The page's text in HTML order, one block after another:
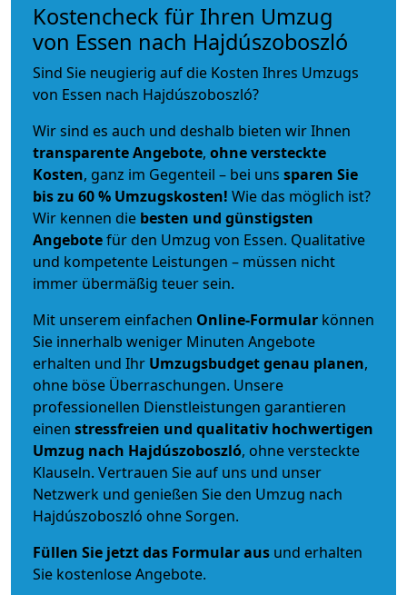
Kostencheck für Ihren Umzug
von Essen nach Hajdúszoboszló
Sind Sie neugierig auf die Kosten Ihres Umzugs
von Essen nach Hajdúszoboszló?
Wir sind es auch und deshalb bieten wir Ihnen
transparente Angebote, ohne versteckte
Kosten, ganz im Gegenteil – bei uns sparen Sie
bis zu 60 % Umzugskosten! Wie das möglich ist?
Wir kennen die besten und günstigsten
Angebotefür den Umzug von Essen. Qualitative
und kompetente Leistungen – müssen nicht
immer übermäßig teuer sein.
Mit unserem einfachen Online-Formular können
Sie innerhalb weniger Minuten Angebote
erhalten und Ihr Umzugsbudgetgenau planen,
ohne böse Überraschungen. Unsere
professionellen Dienstleistungen garantieren
einen stressfreien und qualitativ hochwertigen
Umzug nach Hajdúszoboszló, ohne versteckte
Klauseln. Vertrauen Sie auf uns und unser
Netzwerk und genießen Sie den Umzug nach
Hajdúszoboszló ohne Sorgen.
Füllen Sie jetzt das Formular aus und erhalten
Sie kostenlose Angebote.